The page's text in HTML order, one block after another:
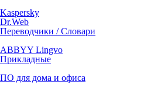
Kaspersky
Dr.Web
Переводчики / Словари
ABBYY Lingvo
Прикладные
ПО для дома и офиса